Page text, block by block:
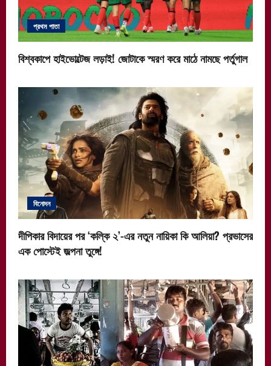
প্রথম পাতা
বিশ্বকাপে হাইভোল্টেজ লড়াই! জোটাকে স্মরণ করে মাঠে নামছে পর্তুগাল
বিনোদন
দীপিকার বিদায়ের পর ‘কল্কি ২’-এর নতুন নায়িকা কি আলিয়া? প্রভাসের
এক পোস্টেই জল্পনা তুঙ্গে!